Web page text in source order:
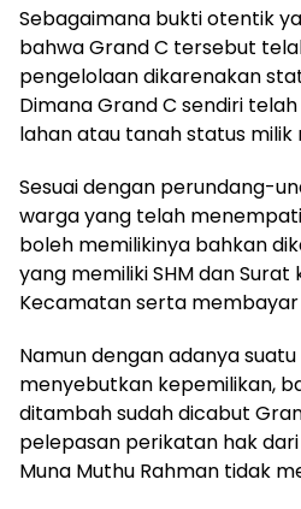
Sebagaimana bukti otentik
bahwa Grand C tersebut
pengelolaan dikarenakan
Dimana Grand C sendiri
lahan atau tanah status milik
Sesuai dengan perundang-
warga yang telah
boleh memilikinya bahkan
yang memiliki SHM dan
Kecamatan serta membayar
Namun dengan adanya
menyebutkan kepemilikan,
ditambah sudah dicabut
pelepasan perikatan hak
Muna Muthu Rahman tidak